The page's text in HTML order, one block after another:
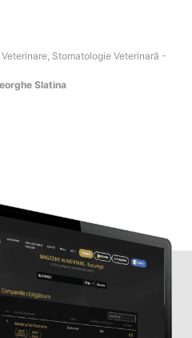
Stomatologie Veterinară -
Slatina